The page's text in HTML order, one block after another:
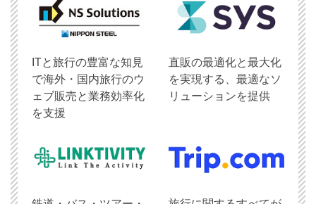
ITと旅行の豊富な知見
で海外・国内旅行のウ
ェブ販売と業務効率化
を支援
直販の最適化と最大化
を実現する、最適なソ
リューションを提供